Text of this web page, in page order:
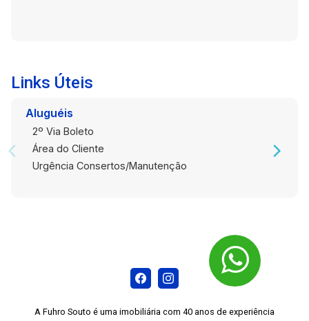
Links Úteis
Aluguéis
2º Via Boleto
Área do Cliente
Urgência Consertos/Manutenção
A Fuhro Souto é uma imobiliária com 40 anos de experiência